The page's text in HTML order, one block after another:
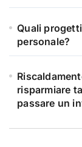
Quali
personale?
risparmiare
passare un